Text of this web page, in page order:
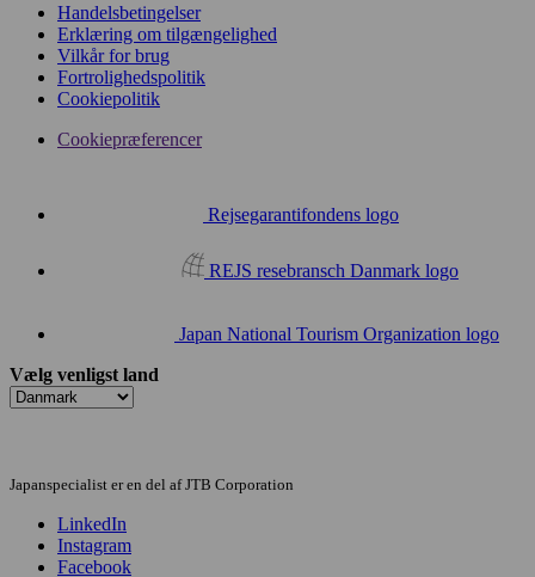
Handelsbetingelser
Erklæring om tilgængelighed
Vilkår for brug
Fortrolighedspolitik
Cookiepolitik
Cookiepræferencer
Rejsegarantifondens logo
REJS resebransch Danmark logo
Japan National Tourism Organization logo
Vælg venligst land
Japanspecialist er en del af JTB Corporation
LinkedIn
Instagram
Facebook